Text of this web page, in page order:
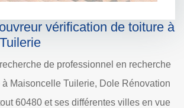
vérification de toiture à
de professionnel en recherche
à Maisoncelle Tuilerie, Dole Rénovation
60480 et ses différentes villes en vue